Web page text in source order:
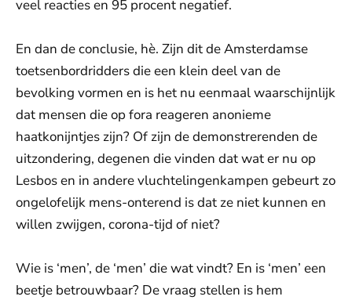
veel reacties en 95 procent negatief.
En dan de conclusie, hè. Zijn dit de Amsterdamse
toetsenbordridders die een klein deel van de
bevolking vormen en is het nu eenmaal waarschijnlijk
dat mensen die op fora reageren anonieme
haatkonijntjes zijn? Of zijn de demonstrerenden de
uitzondering, degenen die vinden dat wat er nu op
Lesbos en in andere vluchtelingenkampen gebeurt zo
ongelofelijk mens-onterend is dat ze niet kunnen en
willen zwijgen, corona-tijd of niet?
Wie is ‘men’, de ‘men’ die wat vindt? En is ‘men’ een
beetje betrouwbaar? De vraag stellen is hem